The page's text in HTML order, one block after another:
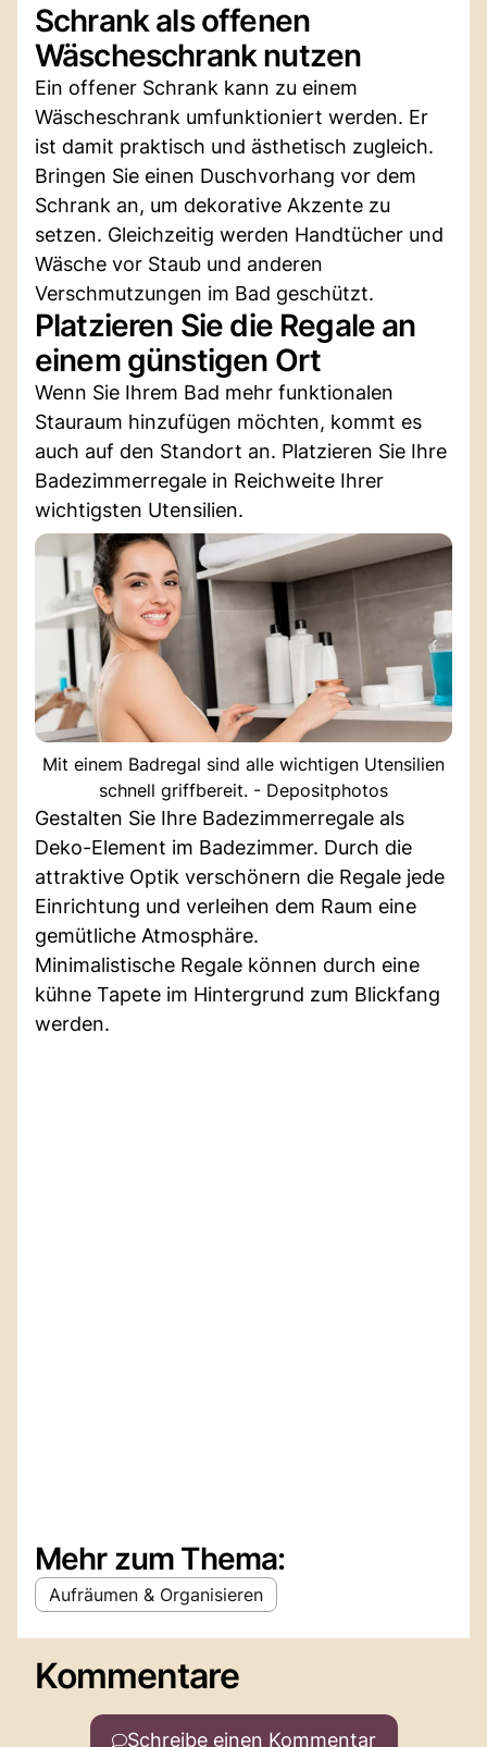
Schrank als offenen
Wäscheschrank nutzen
Ein offener Schrank kann zu einem
Wäscheschrank umfunktioniert werden. Er
ist damit praktisch und ästhetisch zugleich.
Bringen Sie einen Duschvorhang vor dem
Schrank an, um dekorative Akzente zu
setzen. Gleichzeitig werden Handtücher und
Wäsche vor Staub und anderen
Verschmutzungen im Bad geschützt.
Platzieren Sie die Regale an
einem günstigen Ort
Wenn Sie Ihrem Bad mehr funktionalen
Stauraum hinzufügen möchten, kommt es
auch auf den Standort an. Platzieren Sie Ihre
Badezimmerregale in Reichweite Ihrer
wichtigsten Utensilien.
Mit einem Badregal sind alle wichtigen Utensilien
schnell griffbereit. - Depositphotos
Gestalten Sie Ihre Badezimmerregale als
Deko-Element im Badezimmer. Durch die
attraktive Optik verschönern die Regale jede
Einrichtung und verleihen dem Raum eine
gemütliche Atmosphäre.
Minimalistische Regale können durch eine
kühne Tapete im Hintergrund zum Blickfang
werden.
Mehr zum Thema:
Aufräumen & Organisieren
Kommentare
Schreibe einen Kommentar